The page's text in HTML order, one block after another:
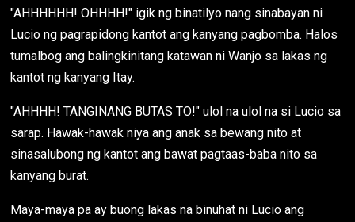
"AHHHHHH! OHHHH!" igik ng binatilyo nang sinabayan ni
Lucio ng pagrapidong kantot ang kanyang pagbomba. Halos
tumalbog ang balingkinitang katawan ni Wanjo sa lakas ng
kantot ng kanyang Itay.
"AHHHH! TANGINANG BUTAS TO!" ulol na ulol na si Lucio sa
sarap. Hawak-hawak niya ang anak sa bewang nito at
sinasalubong ng kantot ang bawat pagtaas-baba nito sa
kanyang burat.
Maya-maya pa ay buong lakas na binuhat ni Lucio ang